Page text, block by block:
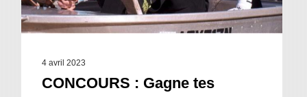
4 avril 2023
CONCOURS : Gagne tes